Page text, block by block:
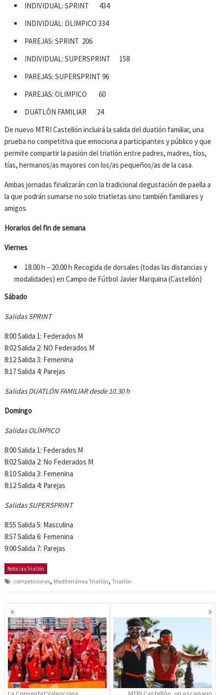
INDIVIDUAL: SPRINT 434
INDIVIDUAL: OLIMPICO 334
PAREJAS: SPRINT 206
INDIVIDUAL: SUPERSPRINT 158
PAREJAS: SUPERSPRINT 96
PAREJAS: OLIMPICO 60
DUATLÓN FAMILIAR 24
De nuevo MTRI Castellón incluirá la salida del duatlón familiar, una
prueba no competitiva que emociona a participantes y público y que
permite compartir la pasión del triatlón entre padres, madres, tíos,
tías, hermanos/as mayores con los/as pequeños/as de la casa.
Ambas jornadas finalizarán con la tradicional degustación de paella a
la que podrán sumarse no solo triatletas sino también familiares y
amigos.
Horarios del fin de semana
Viernes
18.00 h – 20.00 h Recogida de dorsales (todas las distancias y
modalidades) en Campo de Fútbol Javier Marquina (Castellón)
Sábado
Salidas SPRINT
8:00 Salida 1: Federados M
8:02 Salida 2: NO Federados M
8:12 Salida 3: Femenina
8:17 Salida 4: Parejas
Salidas DUATLÓN FAMILIAR desde 10.30 h
Domingo
Salidas OLÍMPICO
8:00 Salida 1: Federados M
8:02 Salida 2: No Federados M
8:10 Salida 3: Femenina
8:12 Salida 4: Parejas
Salidas SUPERSPRINT
8:55 Salida 5: Masculina
8:57 Salida 6: Femenina
9:00 Salida 7: Parejas
Noticias Triatlón
competiciones, Mediterránea Triatlón,Triatlón
Navegación
de
entradas